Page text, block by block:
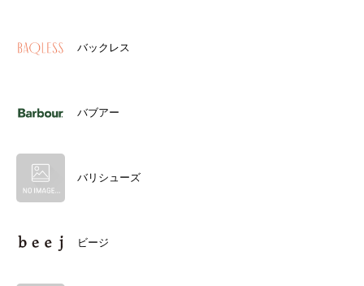
バックレス
バブアー
バリシューズ
ビージ